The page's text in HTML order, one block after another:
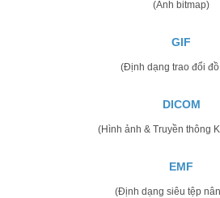
(Ảnh bitmap)
GIF
(Định dạng trao đổi
DICOM
(Hình ảnh & Truyền thông
EMF
(Định dạng siêu tệp